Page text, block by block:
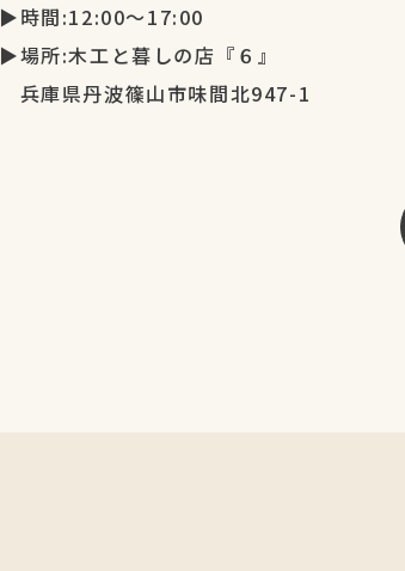
▶時間:12:00～17:00
▶場所:木工と暮しの店『６』
兵庫県丹波篠山市味間北947-1